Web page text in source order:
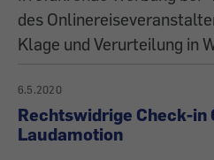
des
Klage und Verurteilung in
6.5.2020
Rechtswidrige Check-in
Laudamotion